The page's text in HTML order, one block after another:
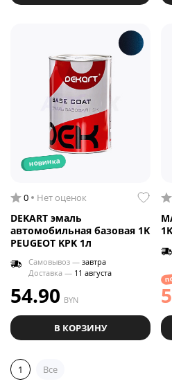
новинка
0 Нет оценок
DEKART эмаль
автомобильная базовая 1K
PEUGEOT KPK 1л
Самовывоз — завтра
Доставка — 11 августа
54.90 BYN
В КОРЗИНУ
1 Все